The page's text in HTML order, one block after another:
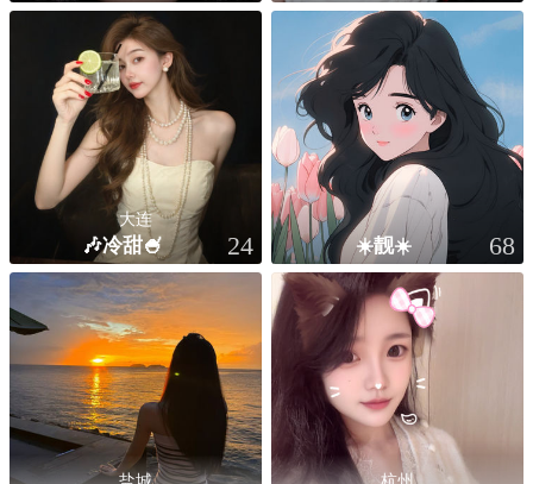
大连
🎶冷甜🍧 24 ☀️靓☀️ 68
盐城 杭州